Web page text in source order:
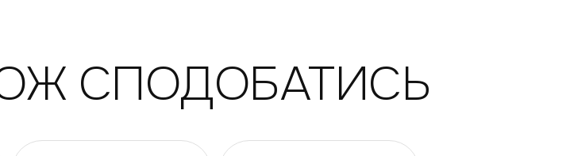
СПОДОБАТИСЬ